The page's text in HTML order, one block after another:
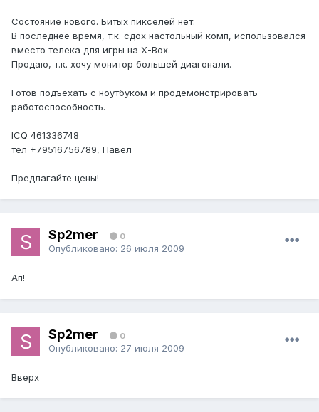
Состояние нового. Битых пикселей нет.
В последнее время, т.к. сдох настольный комп, использовался
вместо телека для игры на X-Box.
Продаю, т.к. хочу монитор большей диагонали.
Готов подъехать с ноутбуком и продемонстрировать
работоспособность.
ICQ 461336748
тел +79516756789, Павел
Предлагайте цены!
Sp2mer 0
Опубликовано: 26 июля 2009
Ап!
Sp2mer 0
Опубликовано: 27 июля 2009
Вверх